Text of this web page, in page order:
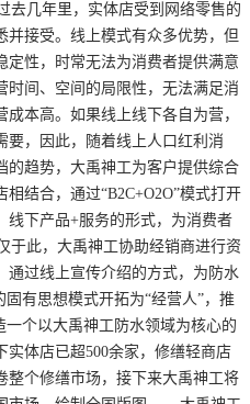
去几年里，实体店受到网络零售的
并接受。线上模式有众多优势，但
定性，时常无法为消费者提供满意
时间、空间的局限性，无法满足消
本高。如果线上线下各自为营，
要，因此，随着线上人口红利消
的趋势，大禹神工为客户提供综合
结合，通过“B2C+O2O”模式打开
线下产品+服务的形式，为消费者
于此，大禹神工协助经销商进行资
通过线上宣传介绍的方式，为防水
有思想模式开拓为“经营人”，推
一个以大禹神工防水领域为核心的
实体店已超500余家，修缮轻商店
整个修缮市场，接下来大禹神工将